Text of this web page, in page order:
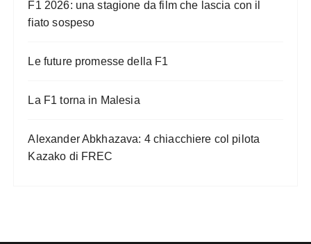
F1 2026: una stagione da film che lascia con il
fiato sospeso
Le future promesse della F1
La F1 torna in Malesia
Alexander Abkhazava: 4 chiacchiere col pilota
Kazako di FREC